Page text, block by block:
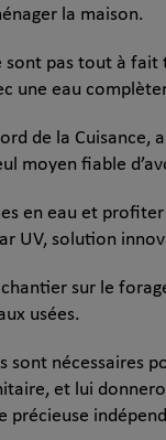
la maison.
sont pas tout à fait
une eau
de la Cuisance,
moyen fiable
en eau et
UV, solution
sur le
usées.
sont nécessaires
et lui
précieuse